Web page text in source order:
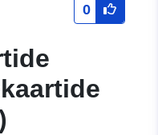
0